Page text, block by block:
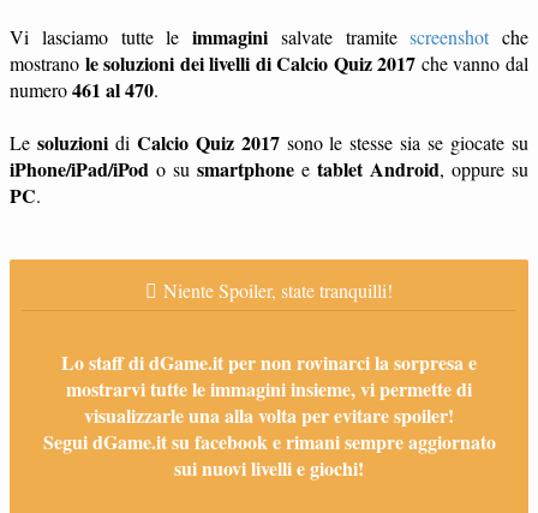
Vi lasciamo tutte le immagini salvate tramitescreenshot che
mostrano le soluzioni dei livelli di Calcio Quiz 2017 che vanno dal
numero461 al 470.
Le soluzionidi Calcio Quiz 2017sono le stesse sia se giocate su
iPhone/iPad/iPod o su smartphone e tablet Android, oppure su
PC.
Niente Spoiler, state tranquilli!
Lo staff di dGame.it per non rovinarci la sorpresa e
mostrarvi tutte le immagini insieme, vi permette di
visualizzarle una alla volta per evitare spoiler!
Segui dGame.it su facebook e rimani sempre aggiornato
sui nuovi livelli e giochi!